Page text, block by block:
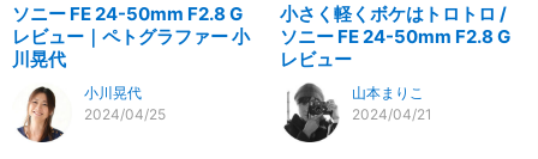
ソニー FE 24-50mm F2.8 G
レビュー｜ペトグラファー 小
川晃代
小川晃代
2024/04/25
小さく軽くボケはトロトロ /
ソニー FE 24-50mm F2.8 G
レビュー
山本まりこ
2024/04/21